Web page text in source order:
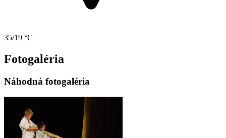
35/19 °C
Fotogaléria
Náhodná fotogaléria